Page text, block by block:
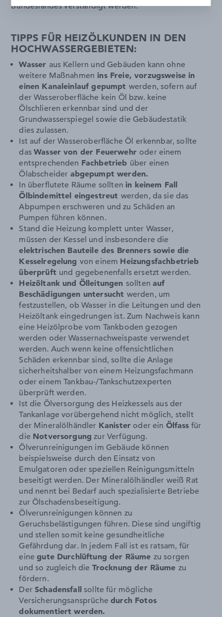
Bundeslandes verständigt werden.
TIPPS FÜR HEIZÖLKUNDEN IN DEN
HOCHWASSERGEBIETEN:
Wasser aus Kellern und Gebäuden kann ohne
weitere Maßnahmen ins Freie, vorzugsweise in
einen Kanaleinlauf gepumpt werden, sofern auf
der Wasseroberfläche kein Öl bzw. keine
Ölschlieren erkennbar sind und der
Grundwasserspiegel sowie die Gebäudestatik
dies zulassen.
Ist auf der Wasseroberfläche Öl erkennbar, sollte
dasWasser von der Feuerwehr oder einem
entsprechenden Fachbetrieb über einen
Ölabscheider abgepumpt werden.
In überflutete Räume solltenin keinem Fall
Ölbindemittel eingestreut werden, da sie das
Abpumpen erschweren und zu Schäden an
Pumpen führen können.
Stand die Heizung komplett unter Wasser,
müssen der Kessel und insbesondere die
elektrischen Bauteile des Brenners sowie die
Kesselregelung von einem Heizungsfachbetrieb
überprüft und gegebenenfalls ersetzt werden.
Heizöltank und Ölleitungen solltenauf
Beschädigungen untersucht werden, um
festzustellen, ob Wasser in die Leitungen und den
Heizöltank eingedrungen ist. Zum Nachweis kann
eine Heizölprobe vom Tankboden gezogen
werden oder Wassernachweispaste verwendet
werden. Auch wenn keine offensichtlichen
Schäden erkennbar sind, sollte die Anlage
sicherheitshalber von einem Heizungsfachmann
oder einem Tankbau-/Tankschutzexperten
überprüft werden.
Ist die Ölversorgung des Heizkessels aus der
Tankanlage vorübergehend nicht möglich, stellt
der Mineralölhändler Kanister oder ein Ölfass für
die Notversorgung zur Verfügung.
Ölverunreinigungen im Gebäude können
beispielsweise durch den Einsatz von
Emulgatoren oder speziellen Reinigungsmitteln
beseitigt werden. Der Mineralölhändler weiß Rat
und nennt bei Bedarf auch spezialisierte Betriebe
zur Ölschadensbeseitigung.
Ölverunreinigungen können zu
Geruchsbelästigungen führen. Diese sind ungiftig
und stellen somit keine gesundheitliche
Gefährdung dar. In jedem Fall ist es ratsam, für
einegute Durchlüftung der Räume zu sorgen
und so zugleich die Trocknung der Räume zu
fördern.
DerSchadensfall sollte für mögliche
Versicherungsansprüchedurch Fotos
dokumentiert werden.